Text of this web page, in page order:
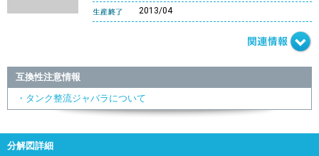
2013/04
互換性注意情報
・タンク整流ジャバラについて
分解図詳細